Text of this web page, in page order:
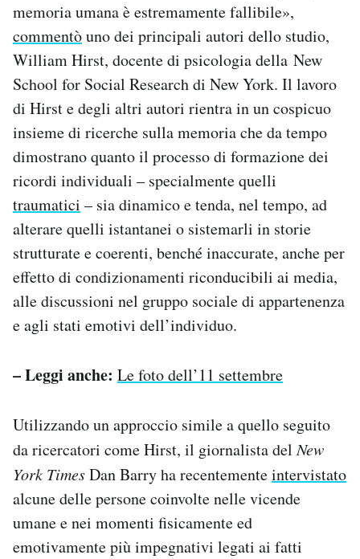
memoria umana è estremamente fallibile»,
commentòuno dei principali autori dello studio,
William Hirst, docente di psicologia della New
School for Social Research di New York. Il lavoro
di Hirst e degli altri autori rientra in un cospicuo
insieme di ricerche sulla memoria che da tempo
dimostrano quanto il processo di formazione dei
ricordi individuali – specialmente quelli
traumatici – sia dinamico e tenda, nel tempo, ad
alterare quelli istantanei o sistemarli in storie
strutturate e coerenti, benché inaccurate, anche per
effetto di condizionamenti riconducibili ai media,
alle discussioni nel gruppo sociale di appartenenza
e agli stati emotivi dell’individuo.
– Leggi anche: Le foto dell’11 settembre
Utilizzando un approccio simile a quello seguito
da ricercatori come Hirst, il giornalista delNew
York TimesDan Barry ha recentementeintervistato
alcune delle persone coinvolte nelle vicende
umane e nei momenti fisicamente ed
emotivamente più impegnativi legati ai fatti